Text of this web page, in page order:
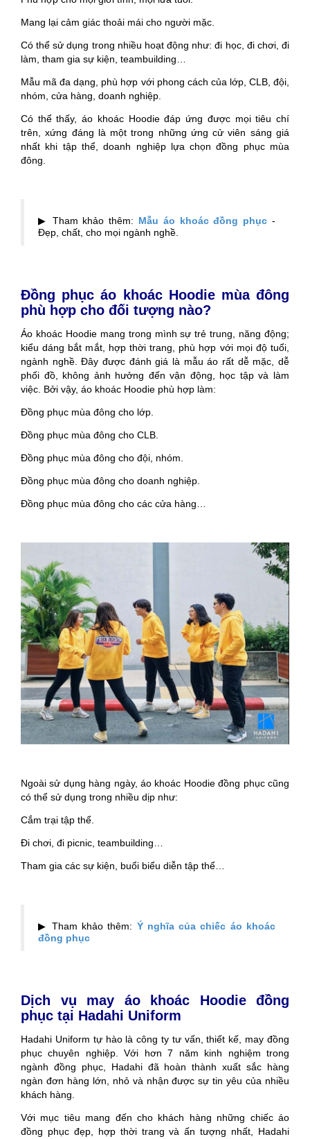
Mang lại cảm giác thoải mái cho người mặc.
Có thể sử dụng trong nhiều hoạt động như: đi học, đi chơi, đi
làm, tham gia sự kiện, teambuilding…
Mẫu mã đa dạng, phù hợp với phong cách của lớp, CLB, đội,
nhóm, cửa hàng, doanh nghiệp.
Có thể thấy, áo khoác Hoodie đáp ứng được mọi tiêu chí
trên, xứng đáng là một trong những ứng cử viên sáng giá
nhất khi tập thể, doanh nghiệp lựa chọn đồng phục mùa
đông.
▶ Tham khảo thêm: Mẫu áo khoác đồng phục -
Đẹp, chất, cho mọi ngành nghề.
Đồng phục áo khoác Hoodie mùa đông
phù hợp cho đối tượng nào?
Áo khoác Hoodie mang trong mình sự trẻ trung, năng động;
kiểu dáng bắt mắt, hợp thời trang, phù hợp với mọi độ tuổi,
ngành nghề. Đây được đánh giá là mẫu áo rất dễ mặc, dễ
phối đồ, không ảnh hưởng đến vận động, học tập và làm
việc. Bởi vậy, áo khoác Hoodie phù hợp làm:
Đồng phục mùa đông cho lớp.
Đồng phục mùa đông cho CLB.
Đồng phục mùa đông cho đội, nhóm.
Đồng phục mùa đông cho doanh nghiệp.
Đồng phục mùa đông cho các cửa hàng…
Ngoài sử dụng hàng ngày, áo khoác Hoodie đồng phục cũng
có thể sử dụng trong nhiều dịp như:
Cắm trại tập thể.
Đi chơi, đi picnic, teambuilding…
Tham gia các sự kiện, buổi biểu diễn tập thể…
▶ Tham khảo thêm: Ý nghĩa của chiếc áo khoác
đồng phục
Dịch vụ may áo khoác Hoodie đồng
phục tại Hadahi Uniform
Hadahi Uniform tự hào là công ty tư vấn, thiết kế, may đồng
phục chuyên nghiệp. Với hơn 7 năm kinh nghiệm trong
ngành đồng phục, Hadahi đã hoàn thành xuất sắc hàng
ngàn đơn hàng lớn, nhỏ và nhận được sự tin yêu của nhiều
khách hàng.
Với mục tiêu mang đến cho khách hàng những chiếc áo
đồng phục đẹp, hợp thời trang và ấn tượng nhất, Hadahi